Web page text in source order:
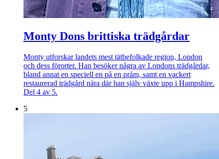
Monty Dons brittiska trädgårdar
Monty utforskar landets mest tätbefolkade region, London
och dess förorter. Han besöker några av Londons trädgårdar,
bland annat en speciell en på en pråm, samt en vackert
restaurerad trädgård nära där han själv växte upp i Hampshire.
Del 4 av 5.
5